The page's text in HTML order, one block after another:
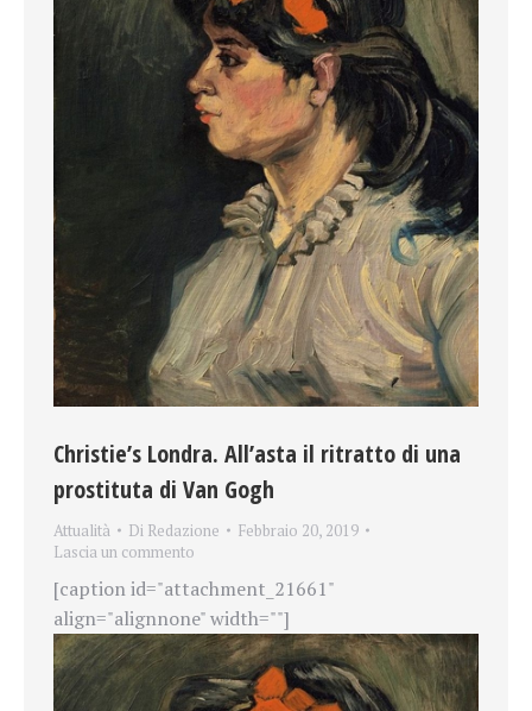
Christie’s Londra. All’asta il ritratto di una
prostituta di Van Gogh
Attualità Di Redazione
Febbraio 20, 2019
Lascia un commento
[caption id="attachment_21661"
align="alignnone" width=""]